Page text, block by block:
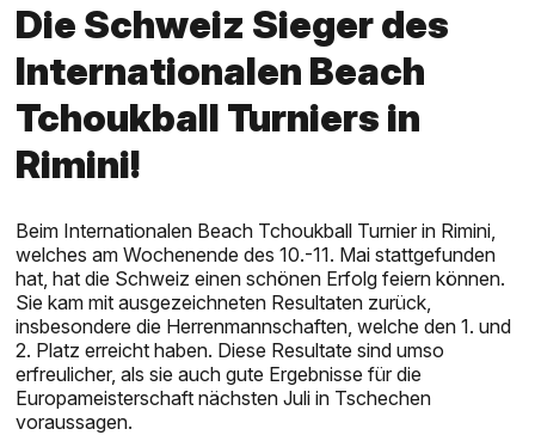
Die Schweiz Sieger des
Internationalen Beach
Tchoukball Turniers in
Rimini!
Beim Internationalen Beach Tchoukball Turnier in Rimini,
welches am Wochenende des 10.-11. Mai stattgefunden
hat, hat die Schweiz einen schönen Erfolg feiern können.
Sie kam mit ausgezeichneten Resultaten zurück,
insbesondere die Herrenmannschaften, welche den 1. und
2. Platz erreicht haben. Diese Resultate sind umso
erfreulicher, als sie auch gute Ergebnisse für die
Europameisterschaft nächsten Juli in Tschechen
voraussagen.